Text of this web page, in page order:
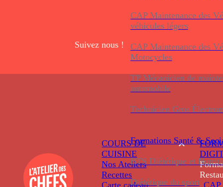
CAP Maintenance des
véhicules légers
CAP Maintenance des
Motocycles
TP Mécanicien de
automobile
Technicien Gros
Formations Santé &
BTS Diététique et
Diététique du sport
Suivez nous !
COURS DE
CUISINE
Nos Ateliers
Recettes
Carte cadeau
CAP